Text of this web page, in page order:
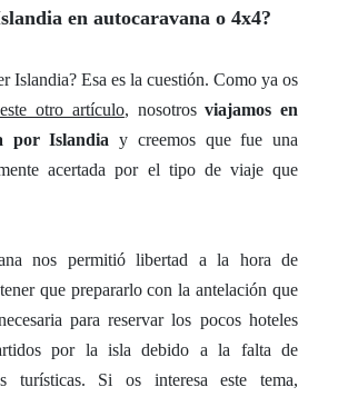
en autocaravana o 4x4?
Islandia? Esa es la cuestión. Como ya os
otro artículo, nosotrosviajamos en
por Islandiay creemos que fue una
acertada por el tipo de viaje que
nos permitió libertad a la hora de
que prepararlo con la antelación que
para reservar los pocos hoteles
por la isla debido a la falta de
turísticas. Si os interesa este tema,